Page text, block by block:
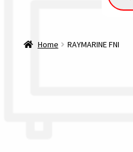
Tutte le categorie dei
Home RAYMARINE FNI